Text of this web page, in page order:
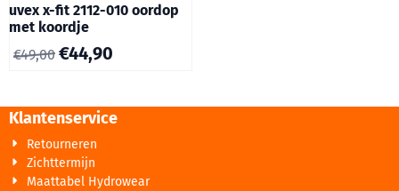
uvex x-fit 2112-010 oordop
met koordje
€49,00 €44,90
Klantenservice
Retourneren
Zichttermijn
Maattabel Hydrowear